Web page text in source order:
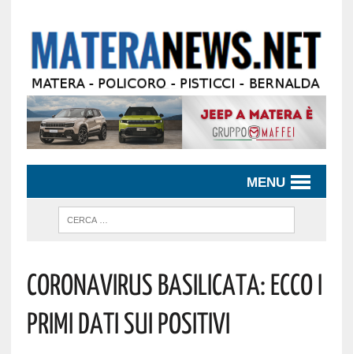
MENU
Coronavirus Basilicata: Ecco I
Primi Dati Sui Positivi